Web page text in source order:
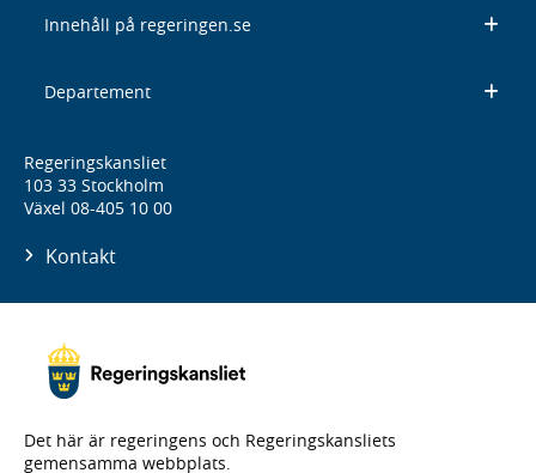
Innehåll på regeringen.se
Departement
Regeringskansliet
103 33 Stockholm
Växel 08-405 10 00
Kontakt
Det här är regeringens och Regeringskansliets
gemensamma webbplats.